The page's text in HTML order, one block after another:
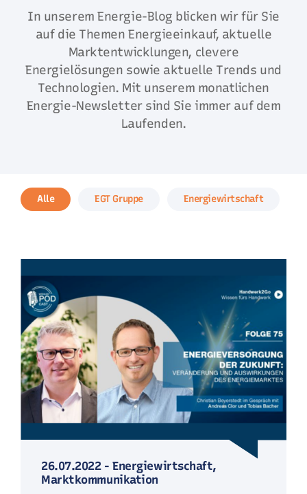
In unserem Energie-Blog blicken wir für Sie
auf die Themen Energieeinkauf, aktuelle
Marktentwicklungen, clevere
Energielösungen sowie aktuelle Trends und
Technologien. Mit unserem monatlichen
Energie-Newsletter sind Sie immer auf dem
Laufenden.
Alle EGT Gruppe Energiewirtschaft
26.07.2022 -Energiewirtschaft,
Marktkommunikation